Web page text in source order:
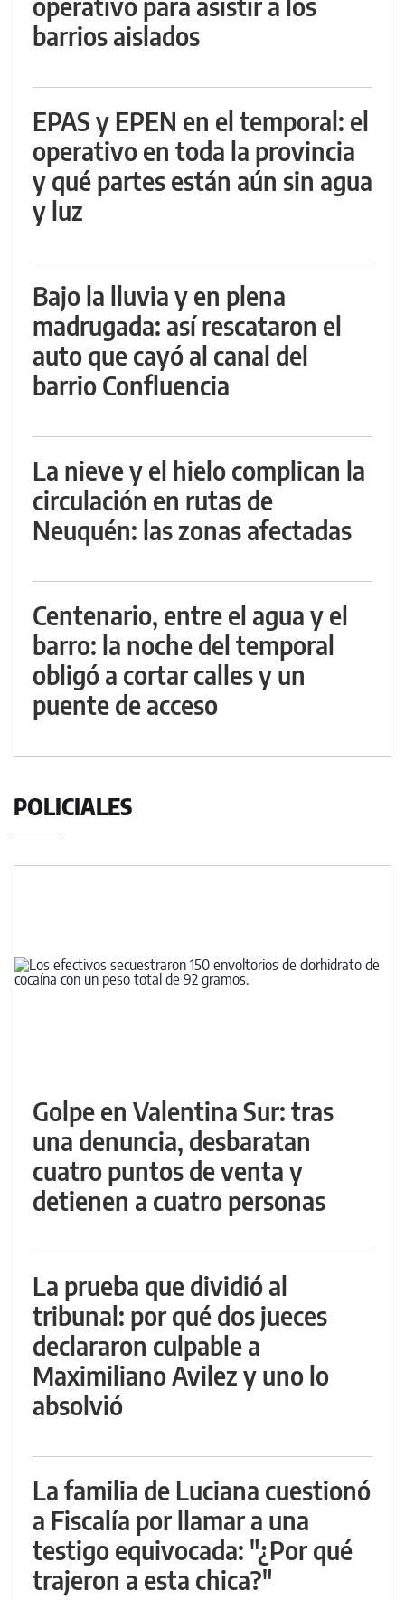
barrios aislados
EPAS y EPEN en el temporal: el
operativo en toda la provincia
y qué partes están aún sin agua
y luz
Bajo la lluvia y en plena
madrugada: así rescataron el
auto que cayó al canal del
barrio Confluencia
La nieve y el hielo complican la
circulación en rutas de
Neuquén: las zonas afectadas
Centenario, entre el agua y el
barro: la noche del temporal
obligó a cortar calles y un
puente de acceso
POLICIALES
Golpe en Valentina Sur: tras
una denuncia, desbaratan
cuatro puntos de venta y
detienen a cuatro personas
La prueba que dividió al
tribunal: por qué dos jueces
declararon culpable a
Maximiliano Avilez y uno lo
absolvió
La familia de Luciana cuestionó
a Fiscalía por llamar a una
testigo equivocada: "¿Por qué
trajeron a esta chica?"